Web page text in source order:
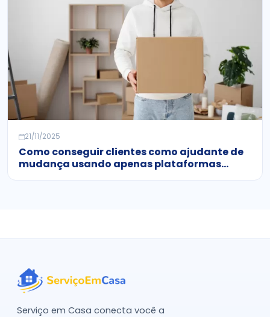
21/11/2025
Como conseguir clientes como ajudante de
mudança usando apenas plataformas
Serviço em Casa conecta você a